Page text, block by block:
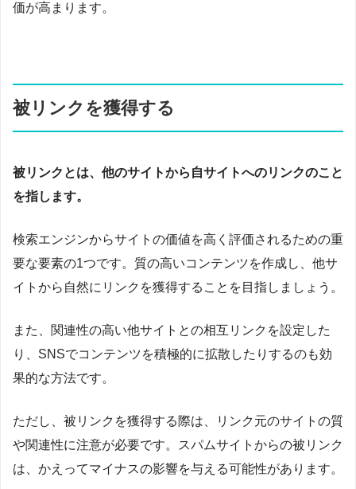
価が高まります。
被リンクを獲得する
被リンクとは、他のサイトから自サイトへのリンクのこと
を指します。
検索エンジンからサイトの価値を高く評価されるための重
要な要素の1つです。質の高いコンテンツを作成し、他サ
イトから自然にリンクを獲得することを目指しましょう。
また、関連性の高い他サイトとの相互リンクを設定した
り、SNSでコンテンツを積極的に拡散したりするのも効
果的な方法です。
ただし、被リンクを獲得する際は、リンク元のサイトの質
や関連性に注意が必要です。スパムサイトからの被リンク
は、かえってマイナスの影響を与える可能性があります。